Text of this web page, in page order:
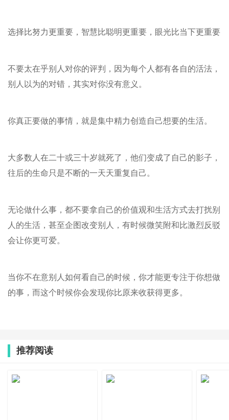
选择比努力更重要，智慧比聪明更重要，眼光比当下更重要
不要太在乎别人对你的评判，因为每个人都有各自的活法，
别人以为的对错，其实对你没有意义。
你真正要做的事情，就是集中精力创造自己想要的生活。
大多数人在二十或三十岁就死了，他们变成了自己的影子，
往后的生命只是不断的一天天重复自己。
无论做什么事，都不要拿自己的价值观和生活方式去打扰别
人的生活，甚至企图改变别人，有时候微笑附和比激烈反驳
会让你更可爱。
当你不在意别人如何看自己的时候，你才能更专注于你想做
的事，而这个时候你会发现你比原来收获得更多。
推荐阅读